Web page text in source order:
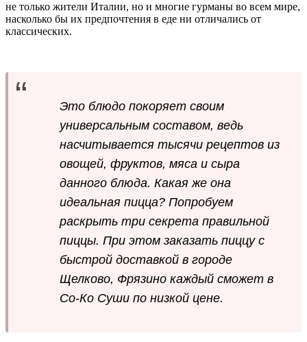
не только жители Италии, но и многие гурманы во всем мире,
насколько бы их предпочтения в еде ни отличались от
классических.
Это блюдо покоряет своим
универсальным составом, ведь
насчитывается тысячи рецептов из
овощей, фруктов, мяса и сыра
данного блюда. Какая же она
идеальная пицца? Попробуем
раскрыть три секрета правильной
пиццы. При этом заказать пиццу с
быстрой доставкой в городе
Щелково, Фрязино каждый сможет в
Со-Ко Суши по низкой цене.